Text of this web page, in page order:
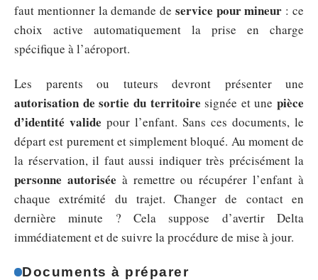
faut mentionner la demande de service pour mineur : ce
choix active automatiquement la prise en charge
spécifique à l’aéroport.
Les parents ou tuteurs devront présenter une
autorisation de sortie du territoire signée et une pièce
d’identité valide pour l’enfant. Sans ces documents, le
départ est purement et simplement bloqué. Au moment de
la réservation, il faut aussi indiquer très précisément la
personne autorisée à remettre ou récupérer l’enfant à
chaque extrémité du trajet. Changer de contact en
dernière minute ? Cela suppose d’avertir Delta
immédiatement et de suivre la procédure de mise à jour.
Documents à préparer